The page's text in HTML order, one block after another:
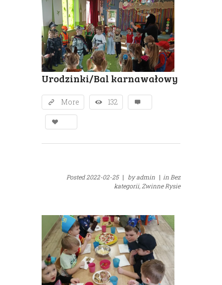
Urodzinki/Bal karnawałowy
More 132
Posted2022-02-25 | byadmin | inBez
kategorii,Zwinne Rysie